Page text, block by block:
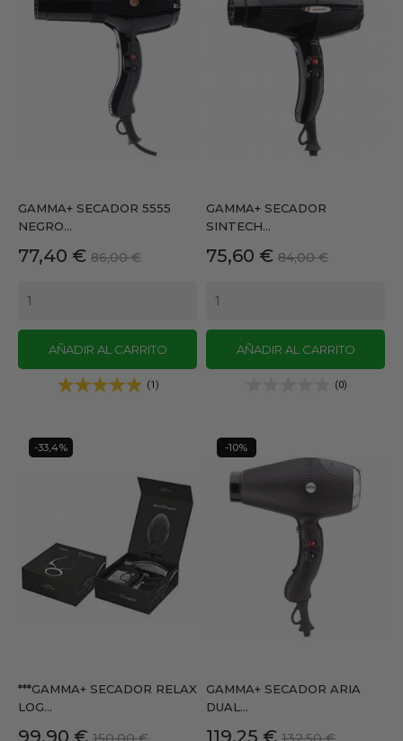
GAMMA+ SECADOR 5555
NEGRO...
Precio
77,40 € Precio
86,00 €
AÑADIR AL CARRITO
(1)
GAMMA+ SECADOR
SINTECH...
Precio
75,60 € Precio
84,00 €
AÑADIR AL CARRITO
(0)
***GAMMA+ SECADOR RELAX
LOG...
Precio
99,90 € Precio
-33,4%
GAMMA+ SECADOR ARIA
DUAL...
Precio
119,25 € Precio
-10%